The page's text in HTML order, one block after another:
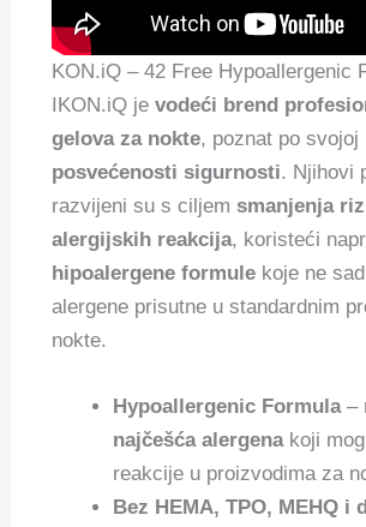
KON.iQ – 42 Free Hypoallergenic
IKON.iQ jevodeći brend
gelova za nokte, poznat po svojoj
posvećenosti sigurnosti. Njihovi
razvijeni su s ciljemsmanjenja
alergijskih reakcija, koristeći
hipoalergene formule koje ne
alergene prisutne u standardnim
nokte.
Hypoallergenic Formula–
najčešća alergenakoji
reakcije u proizvodima za
Bez HEMA, TPO, MEHQ i